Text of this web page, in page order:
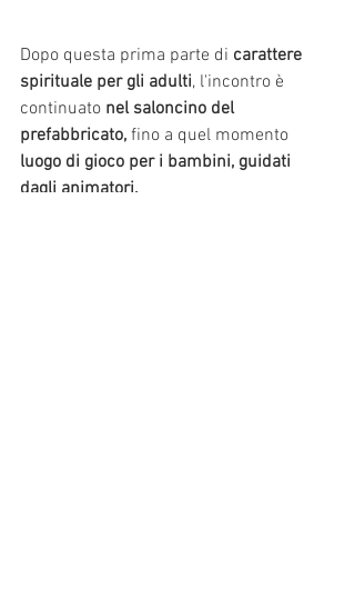
Dopo questa prima parte di carattere
spirituale per gli adulti, l'incontro è
continuato nel saloncino del
prefabbricato, fino a quel momento
luogo di gioco per i bambini, guidati
dagli animatori.